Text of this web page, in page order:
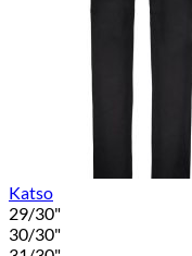
Katso
29/30"
30/30"